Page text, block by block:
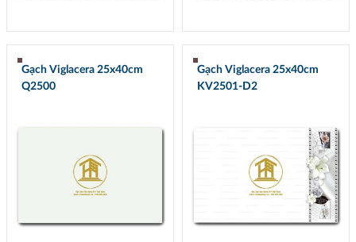
Gạch Viglacera 25x40cm
Q2500
Gạch Viglacera 25x40cm
KV2501-D2